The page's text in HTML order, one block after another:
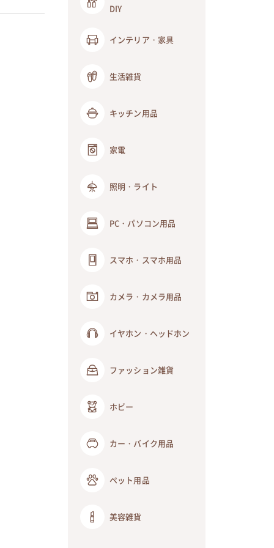
DIY
インテリア・家具
生活雑貨
キッチン用品
家電
照明・ライト
PC・パソコン用品
スマホ・スマホ用品
カメラ・カメラ用品
イヤホン・ヘッドホン
ファッション雑貨
ホビー
カー・バイク用品
ペット用品
美容雑貨